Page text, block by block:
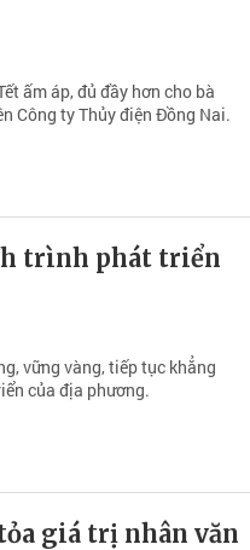
ấm áp, đủ đầy hơn cho bà
Công ty Thủy điện Đồng Nai.
trình phát triển
vững vàng, tiếp tục khẳng
của địa phương.
giá trị nhân văn